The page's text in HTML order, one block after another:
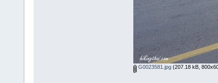
G0023581.jpg(207.18 kB,